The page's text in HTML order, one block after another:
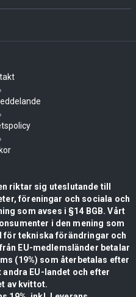
riktar sig uteslutande till
föreningar och sociala och
som avses i §14 BGB. Vårt
i den mening som
för tekniska förändringar och
EU-medlemsländer betalar
(19%) som återbetalas efter
EU-landet och efter
av kvittot.